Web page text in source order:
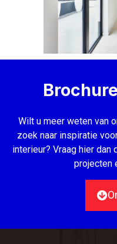
Wilt u meer weten van
zoek naar inspiratie
interieur? Vraag hier dan
projecten